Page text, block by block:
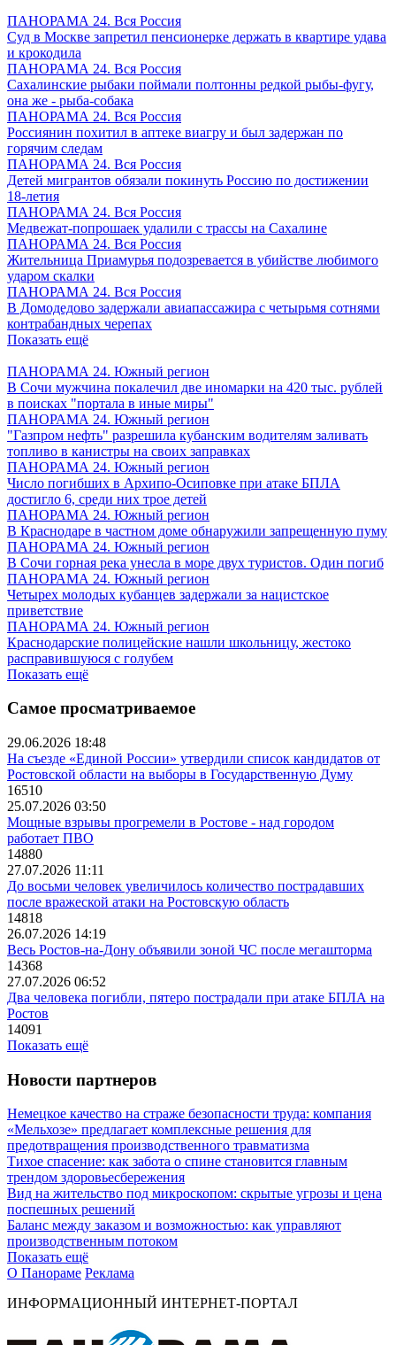
ПАНОРАМА 24. Вся Россия
Суд в Москве запретил пенсионерке держать в квартире удава
и крокодила
ПАНОРАМА 24. Вся Россия
Сахалинские рыбаки поймали полтонны редкой рыбы-фугу,
она же - рыба-собака
ПАНОРАМА 24. Вся Россия
Россиянин похитил в аптеке виагру и был задержан по
горячим следам
ПАНОРАМА 24. Вся Россия
Детей мигрантов обязали покинуть Россию по достижении
18-летия
ПАНОРАМА 24. Вся Россия
Медвежат-попрошаек удалили с трассы на Сахалине
ПАНОРАМА 24. Вся Россия
Жительница Приамурья подозревается в убийстве любимого
ударом скалки
ПАНОРАМА 24. Вся Россия
В Домодедово задержали авиапассажира с четырьмя сотнями
контрабандных черепах
Показать ещё
ПАНОРАМА 24. Южный регион
В Сочи мужчина покалечил две иномарки на 420 тыс. рублей
в поисках "портала в иные миры"
ПАНОРАМА 24. Южный регион
"Газпром нефть" разрешила кубанским водителям заливать
топливо в канистры на своих заправках
ПАНОРАМА 24. Южный регион
Число погибших в Архипо-Осиповке при атаке БПЛА
достигло 6, среди них трое детей
ПАНОРАМА 24. Южный регион
В Краснодаре в частном доме обнаружили запрещенную пуму
ПАНОРАМА 24. Южный регион
В Сочи горная река унесла в море двух туристов. Один погиб
ПАНОРАМА 24. Южный регион
Четырех молодых кубанцев задержали за нацистское
приветствие
ПАНОРАМА 24. Южный регион
Краснодарские полицейские нашли школьницу, жестоко
расправившуюся с голубем
Показать ещё
Самое просматриваемое
29.06.2026 18:48
На съезде «Единой России» утвердили список кандидатов от
Ростовской области на выборы в Государственную Думу
16510
25.07.2026 03:50
Мощные взрывы прогремели в Ростове - над городом
работает ПВО
14880
27.07.2026 11:11
До восьми человек увеличилось количество пострадавших
после вражеской атаки на Ростовскую область
14818
26.07.2026 14:19
Весь Ростов-на-Дону объявили зоной ЧС после мегашторма
14368
27.07.2026 06:52
Два человека погибли, пятеро пострадали при атаке БПЛА на
Ростов
14091
Показать ещё
Новости партнеров
Немецкое качество на страже безопасности труда: компания
«Мельхозе» предлагает комплексные решения для
предотвращения производственного травматизма
Тихое спасение: как забота о спине становится главным
трендом здоровьесбережения
Вид на жительство под микроскопом: скрытые угрозы и цена
поспешных решений
Баланс между заказом и возможностью: как управляют
производственным потоком
Показать ещё
О Панораме Реклама
ИНФОРМАЦИОННЫЙ ИНТЕРНЕТ-ПОРТАЛ